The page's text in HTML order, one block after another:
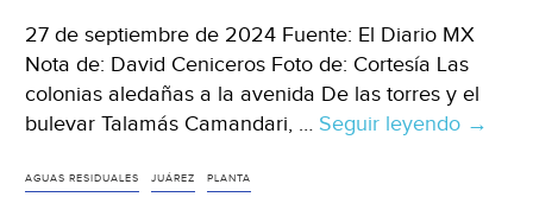
27 de septiembre de 2024 Fuente: El Diario MX
Nota de: David Ceniceros Foto de: Cortesía Las
colonias aledañas a la avenida De las torres y el
bulevar Talamás Camandari, … Seguir leyendo →
AGUAS RESIDUALES JUÁREZ PLANTA